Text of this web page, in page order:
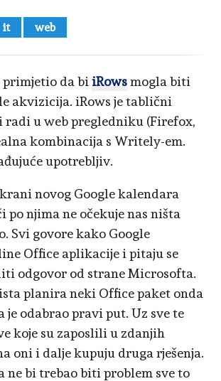
it web
primjetio da bi iRowsmogla biti
akvizicija. iRows je tablični
u web pregledniku (Firefox,
kombinacija s Writely-em.
upotrebljiv.
novog Google kalendara
po njima ne očekuje nas ništa
Svi govore kako Google
Office aplikacije i pitaju se
odgovor od strane Microsofta.
planira neki Office paket onda
je odabrao pravi put. Uz sve te
koje su zaposlili u zdanjih
oni i dalje kupuju druga rješenja.
ne bi trebao biti problem sve to